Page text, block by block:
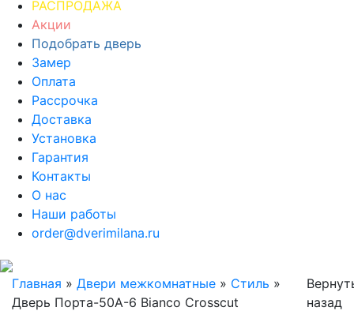
РАСПРОДАЖА
Акции
Подобрать дверь
Замер
Оплата
Рассрочка
Доставка
Установка
Гарантия
Контакты
О нас
Наши работы
order@dverimilana.ru
Главная » Двери межкомнатные » Стиль »
Дверь Порта-50А-6 Bianco Crosscut
назад